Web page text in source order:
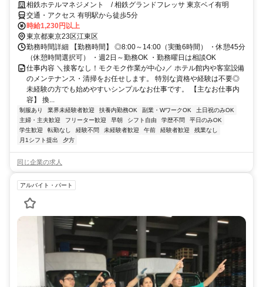
相鉄ホテルマネジメント / 相鉄グランドフレッサ 東京ベイ有明
交通・アクセス 有明駅から徒歩5分
時給1,230円以上
東京都東京23区江東区
勤務時間詳細 【勤務時間】 ◎8:00～14:00（実働6時間） ・休憩45分
（休憩時間選択可） ・週2日～勤務OK ・勤務曜日は相談OK
仕事内容 ＼接客なし！モクモク作業が中心♪／ ホテル館内や客室設備
のメンテナンス・清掃をお任せします。 特別な資格や経験は不要◎
未経験の方でも始めやすいシンプルなお仕事です。 【主なお仕事内
容】 換...
制服あり 業界未経験者歓迎 扶養内勤務OK 副業・WワークOK
土日祝のみOK
主婦・主夫歓迎
フリーター歓迎 早朝 シフト自由 学歴不問
平日のみOK
学生歓迎
転勤なし 経験不問 未経験者歓迎 午前 経験者歓迎
残業なし
月1シフト提出
夕方
同じ企業の求人
アルバイト・パート